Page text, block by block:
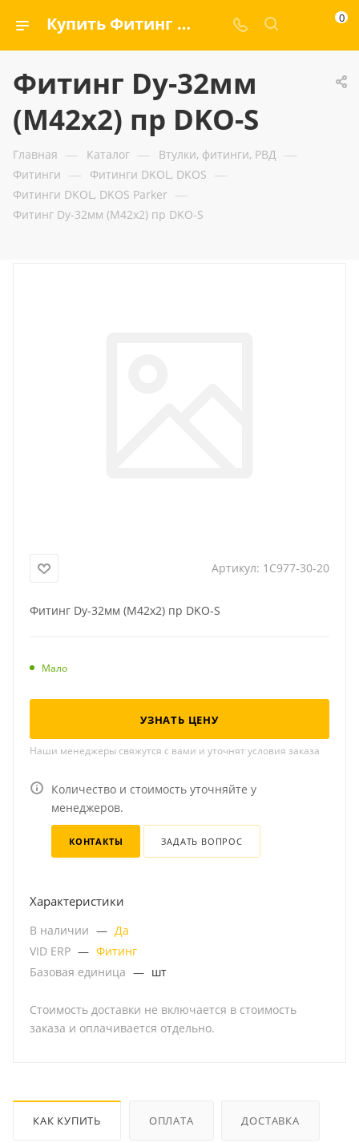
Купить Фитинг Dy-32мм (М42х2) пр DKO-S — ООО «ГИДРАМАКС» 0
Фитинг Dy-32мм
(М42х2) пр DKO-S
Главная — Каталог — Втулки, фитинги, РВД —
Фитинги — Фитинги DKOL, DKOS —
Фитинги DKOL, DKOS Parker —
Фитинг Dy-32мм (М42х2) пр DKO-S
Артикул: 1C977-30-20
Фитинг Dy-32мм (М42х2) пр DKO-S
Мало
УЗНАТЬ ЦЕНУ
Наши менеджеры свяжутся с вами и уточнят условия заказа
Количество и стоимость уточняйте у
менеджеров.
КОНТАКТЫ ЗАДАТЬ ВОПРОС
Характеристики
В наличии — Да
VID ERP — Фитинг
Базовая единица — шт
Стоимость доставки не включается в стоимость
заказа и оплачивается отдельно.
КАК КУПИТЬ ОПЛАТА ДОСТАВКА